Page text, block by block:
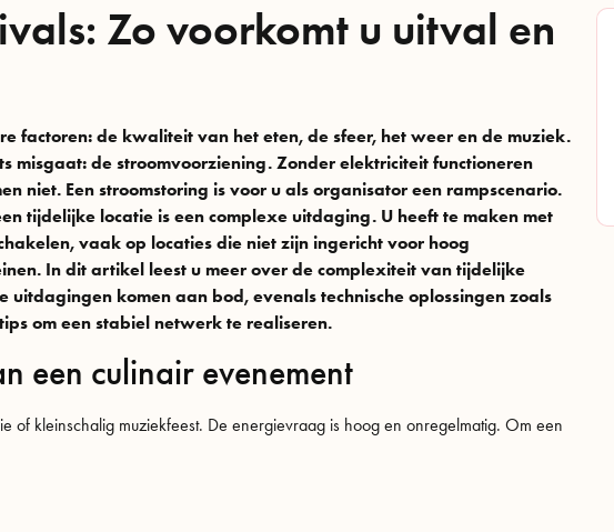
Zo voorkomt u uitval en
factoren: de kwaliteit van het eten, de sfeer, het weer en de muziek.
misgaat: de stroomvoorziening. Zonder elektriciteit functioneren
niet. Een stroomstoring is voor u als organisator een rampscenario.
tijdelijke locatie is een complexe uitdaging. U heeft te maken met
vaak op locaties die niet zijn ingericht voor hoog
In dit artikel leest u meer over de complexiteit van tijdelijke
komen aan bod, evenals technische oplossingen zoals
om een stabiel netwerk te realiseren.
een culinair evenement
of kleinschalig muziekfeest. De energievraag is hoog en onregelmatig. Om een